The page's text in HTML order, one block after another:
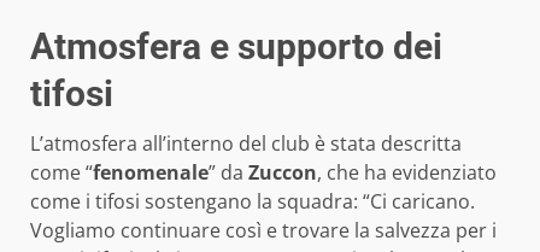
Atmosfera e supporto dei
tifosi
L’atmosfera all’interno del club è stata descritta
come “fenomenale” da Zuccon, che ha evidenziato
come i tifosi sostengano la squadra: “Ci caricano.
Vogliamo continuare così e trovare la salvezza per i